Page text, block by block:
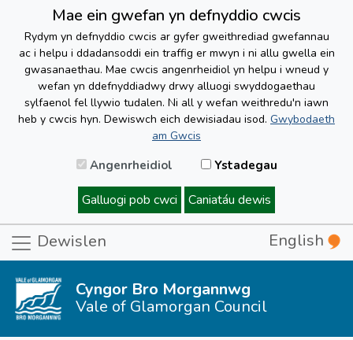
Mae ein gwefan yn defnyddio cwcis
Rydym yn defnyddio cwcis ar gyfer gweithrediad gwefannau
ac i helpu i ddadansoddi ein traffig er mwyn i ni allu gwella ein
gwasanaethau. Mae cwcis angenrheidiol yn helpu i wneud y
wefan yn ddefnyddiadwy drwy alluogi swyddogaethau
sylfaenol fel llywio tudalen. Ni all y wefan weithredu'n iawn
heb y cwcis hyn. Dewiswch eich dewisiadau isod. Gwybodaeth
am Gwcis
Angenrheidiol Ystadegau
Galluogi pob cwci Caniatáu dewis
Dewislen English
Cyngor Bro Morgannwg
Vale of Glamorgan Council